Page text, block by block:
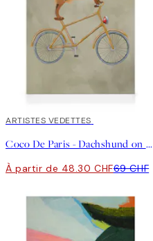
30%*
ARTISTES VEDETTES
Coco De Paris - Dachshund on Bicycle in the Winter Tableau sur toile
À partir de 48.30 CHF69 CHF